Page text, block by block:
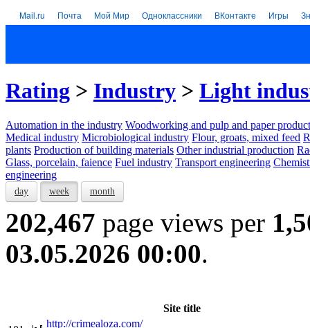
Mail.ru Почта Мой Мир Одноклассники ВКонтакте Игры
Rating > Industry > Light
Automation in the industry Woodworking and pulp and paper
Medical industry Microbiological industry Flour, groats, mixed feed
plants Production of building materials Other industrial production
Glass, porcelain, faience Fuel industry Transport engineering
engineering
day week month
202,467 page views per
03.05.2026 00:00.
Site title
http://crimealoza.com/